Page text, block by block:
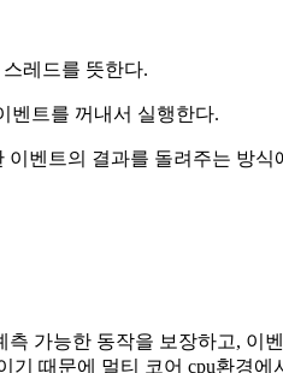
레드를 뜻한다.
벤트를 꺼내서 실행한다.
벤트의 결과를 돌려주는 방식
가능한 동작을 보장하고, 이
때문에 멀티 코어 cpu환경에